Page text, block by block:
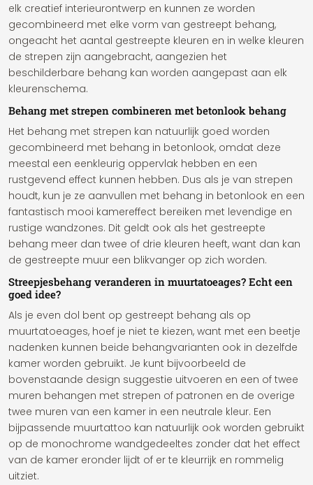
elk creatief interieurontwerp en kunnen ze worden
gecombineerd met elke vorm van gestreept behang,
ongeacht het aantal gestreepte kleuren en in welke kleuren
de strepen zijn aangebracht, aangezien het
beschilderbare behang kan worden aangepast aan elk
kleurenschema.
Behang met strepen combineren met betonlook behang
Het behang met strepen kan natuurlijk goed worden
gecombineerd met behang in betonlook, omdat deze
meestal een eenkleurig oppervlak hebben en een
rustgevend effect kunnen hebben. Dus als je van strepen
houdt, kun je ze aanvullen met behang in betonlook en een
fantastisch mooi kamereffect bereiken met levendige en
rustige wandzones. Dit geldt ook als het gestreepte
behang meer dan twee of drie kleuren heeft, want dan kan
de gestreepte muur een blikvanger op zich worden.
Streepjesbehang veranderen in muurtatoeages? Echt een
goed idee?
Als je even dol bent op gestreept behang als op
muurtatoeages, hoef je niet te kiezen, want met een beetje
nadenken kunnen beide behangvarianten ook in dezelfde
kamer worden gebruikt. Je kunt bijvoorbeeld de
bovenstaande design suggestie uitvoeren en een of twee
muren behangen met strepen of patronen en de overige
twee muren van een kamer in een neutrale kleur. Een
bijpassende muurtattoo kan natuurlijk ook worden gebruikt
op de monochrome wandgedeeltes zonder dat het effect
van de kamer eronder lijdt of er te kleurrijk en rommelig
uitziet.